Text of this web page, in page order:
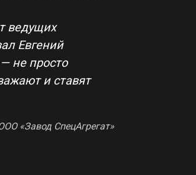
ведущих
Евгений
не просто
и ставят
«Завод СпецАгрегат»